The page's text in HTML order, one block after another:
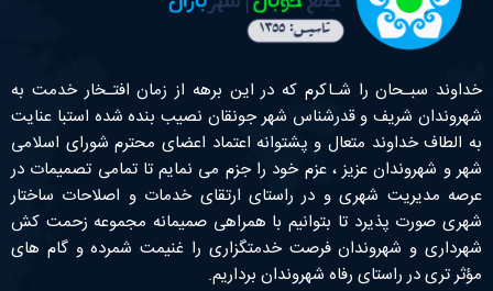
خداوند سبـحان را شـاکرم که در این برهه از زمان افتـخار خدمت به
شهروندان شریف و قدرشناس شهر جونقان نصیب بنده شده استبا عنایت
به الطاف خداوند متعال و پشتوانه اعتماد اعضای محترم شورای اسلامی
شهر و شهروندان عزیز ، عزم خود را جزم می نمایم تا تمامی تصمیمات در
عرصه مدیریت شهری و در راستای ارتقای خدمات و اصلاحات ساختار
شهری صورت پذیرد تا بتوانیم با همراهی صمیمانه مجموعه زحمت کش
شهرداری و شهروندان فرصت خدمتگزاری را غنیمت شمرده و گام های
مؤثر تری در راستای رفاه شهروندان برداریم.